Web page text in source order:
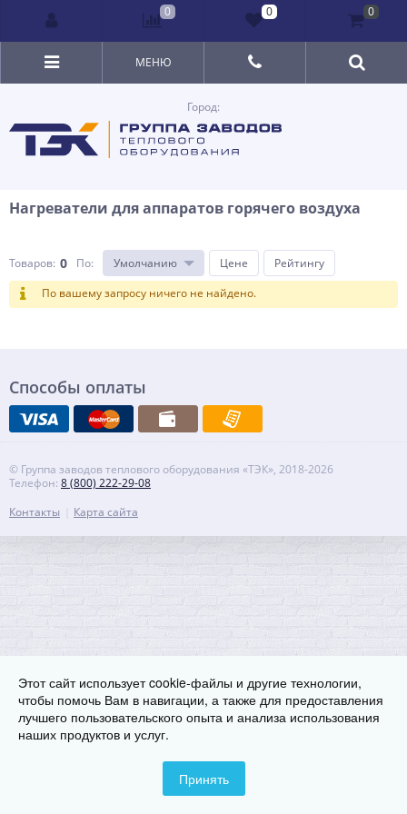
Город:
МЕНЮ
Нагреватели для аппаратов горячего воздуха
Товаров: 0 По: Умолчанию Цене
Рейтингу
По вашему запросу ничего не найдено.
Способы оплаты
© Группа заводов теплового оборудования «ТЭК», 2018-2026
Телефон: 8 (800) 222-29-08
Контакты
Карта сайта
0 0 0
Этот сайт использует cookie-файлы и другие технологии,
чтобы помочь Вам в навигации, а также для предоставления
лучшего пользовательского опыта и анализа использования
наших продуктов и услуг.
Принять